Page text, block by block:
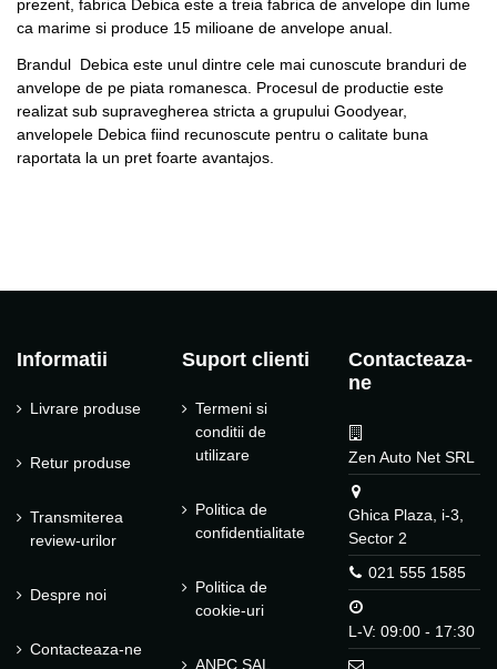
prezent, fabrica Debica este a treia fabrica de anvelope din lume
ca marime si produce 15 milioane de anvelope anual.
Brandul Debica este unul dintre cele mai cunoscute branduri de
anvelope de pe piata romanesca. Procesul de productie este
realizat sub supravegherea stricta a grupului Goodyear,
anvelopele Debica fiind recunoscute pentru o calitate buna
raportata la un pret foarte avantajos.
Informatii
Livrare produse
Retur produse
Transmiterea
review-urilor
Despre noi
Contacteaza-ne
Suport clienti
Termeni si
conditii de
utilizare
Politica de
confidentialitate
Politica de
cookie-uri
ANPC SAL
Contacteaza-
ne
Zen Auto Net SRL
Ghica Plaza, i-3,
Sector 2
021 555 1585
L-V: 09:00 - 17:30